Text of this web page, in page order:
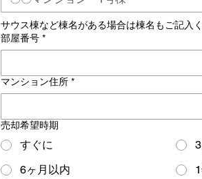
サウス棟など棟名がある場合は棟名もご記入
部屋番号 *
マンション住所 *
売却希望時期
すぐに
6ヶ月以内